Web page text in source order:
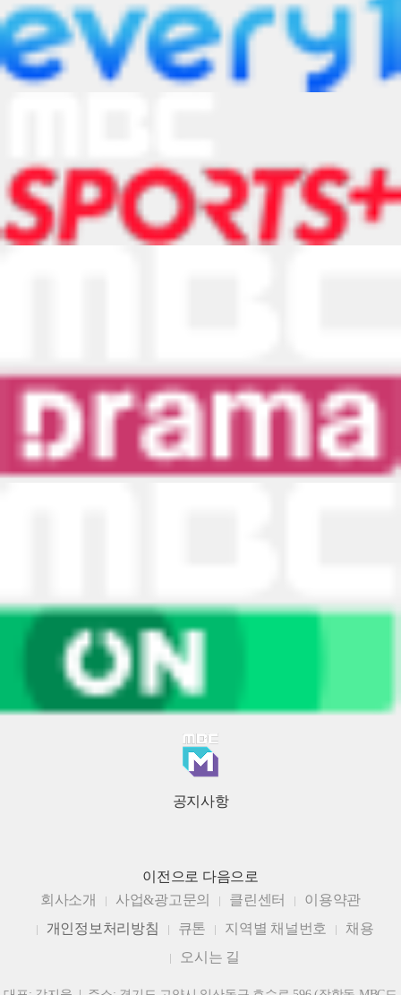
공지사항
이전으로 다음으로
회사소개
사업&광고문의 클린센터
이용약관
개인정보처리방침
큐톤 지역별 채널번호
채용
오시는 길